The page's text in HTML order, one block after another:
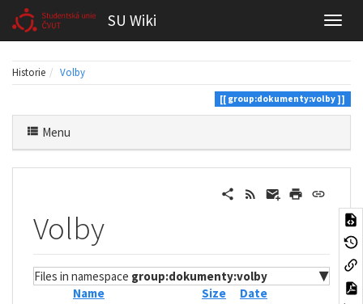
SU Wiki
Historie Volby
group:dokumenty:volby
Menu
Volby
Files in namespace group:dokumenty:volby
▼
Name
Size
Date